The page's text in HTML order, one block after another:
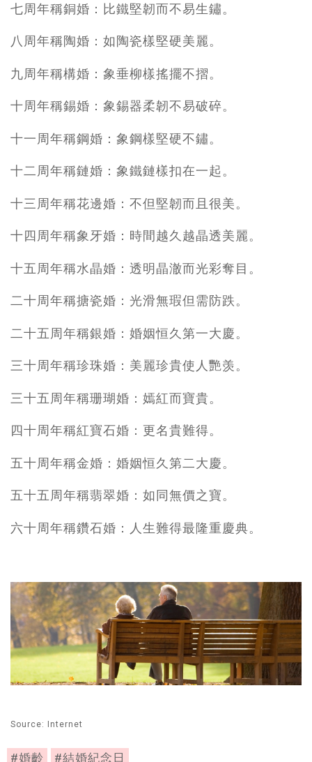
七周年稱銅婚：比鐵堅韌而不易生鏽。
八周年稱陶婚：如陶瓷樣堅硬美麗。
九周年稱構婚：象垂柳樣搖擺不摺。
十周年稱錫婚：象錫器柔韌不易破碎。
十一周年稱鋼婚：象鋼樣堅硬不鏽。
十二周年稱鏈婚：象鐵鏈樣扣在一起。
十三周年稱花邊婚：不但堅韌而且很美。
十四周年稱象牙婚：時間越久越晶透美麗。
十五周年稱水晶婚：透明晶澈而光彩奪目。
二十周年稱搪瓷婚：光滑無瑕但需防跌。
二十五周年稱銀婚：婚姻恒久第一大慶。
三十周年稱珍珠婚：美麗珍貴使人艷羡。
三十五周年稱珊瑚婚：嫣紅而寶貴。
四十周年稱紅寶石婚：更名貴難得。
五十周年稱金婚：婚姻恒久第二大慶。
五十五周年稱翡翠婚：如同無價之寶。
六十周年稱鑽石婚：人生難得最隆重慶典。
Source: Internet
#婚齡 #結婚紀念日